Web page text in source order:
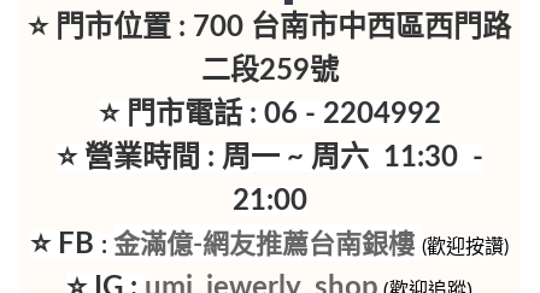
⭐ 門市位置 : 700 台南市中西區西門路
二段259號
⭐ 門市電話 : 06 - 2204992
⭐ 營業時間 : 周一 ~ 周六 11:30 -
21:00
⭐ FB :金滿億-網友推薦台南銀樓 (歡迎按讚)